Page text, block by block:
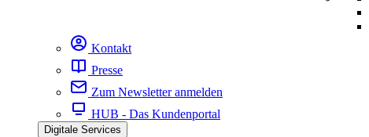
Kontakt
Presse
Zum Newsletter anmelden
HUB - Das Kundenportal
Digitale Services